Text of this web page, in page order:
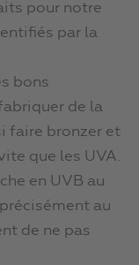
pour notre
par la
bons
de la
faire bronzer et
que les UVA.
en UVB au
au
de ne pas